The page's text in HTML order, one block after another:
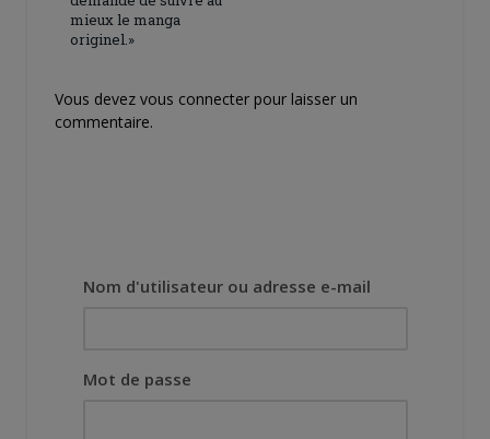
mieux le manga
originel.»
Vous devez vous connecter pour laisser un
commentaire.
Nom d'utilisateur ou adresse e-mail
Mot de passe